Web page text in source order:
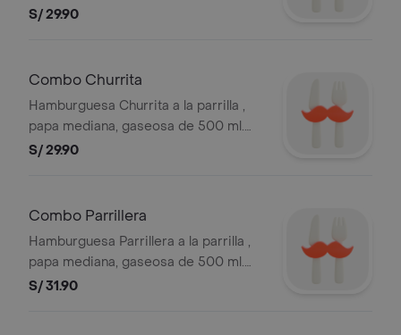
Ver composicion de productos en la
referencial. BEMBOS S.A.C RUC
S/ 29.90
Combo Churrita
Hamburguesa Churrita a la parrilla ,
papa mediana, gaseosa de 500 ml.
Ver composicion de productos en la
referencial. BEMBOS S.A.C RUC
S/ 29.90
Combo Parrillera
Hamburguesa Parrillera a la parrilla ,
papa mediana, gaseosa de 500 ml.
Ver composicion de productos en la
S/ 31.90